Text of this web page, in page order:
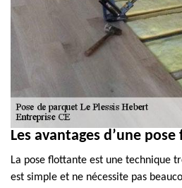
Les avantages d’une
La pose flottante est une technique
est simple et ne nécessite pas